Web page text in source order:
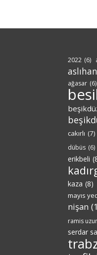
2022 (6)
ağasar (6)
cakırlı (7)
dübüs (6)
erikbeli
kaza (8)
mayıs
nişan
ramis
serdar